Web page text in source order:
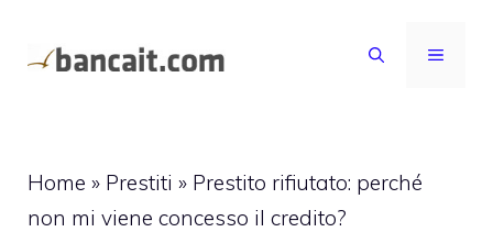
MENU
Home » Prestiti » Prestito rifiutato: perché
non mi viene concesso il credito?